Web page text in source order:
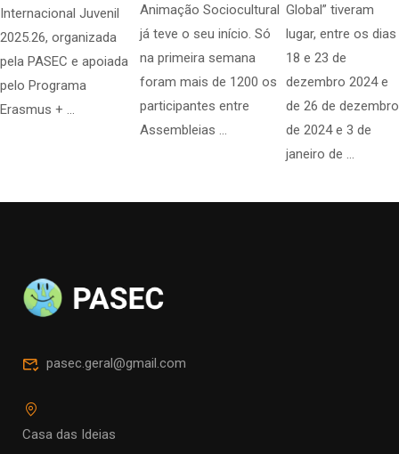
Internacional Juvenil
2025.26, organizada
pela PASEC e apoiada
pelo Programa
Erasmus + …
Animação Sociocultural
já teve o seu início. Só
na primeira semana
foram mais de 1200 os
participantes entre
Assembleias …
Global” tiveram
lugar, entre os dias
18 e 23 de
dezembro 2024 e
de 26 de dezembro
de 2024 e 3 de
janeiro de …
pasec.geral@gmail.com
Casa das Ideias